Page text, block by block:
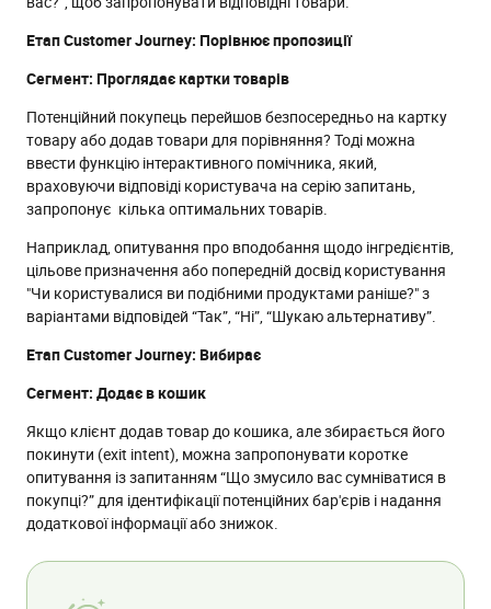
Етап Customer Journey: Порівнює пропозиції
Сегмент: Проглядає картки товарів
Потенційний покупець перейшов безпосередньо на картку
товару або додав товари для порівняння? Тоді можна
ввести функцію інтерактивного помічника, який,
враховуючи відповіді користувача на серію запитань,
запропонує кілька оптимальних товарів.
Наприклад, опитування про вподобання щодо інгредієнтів,
цільове призначення або попередній досвід користування
"Чи користувалися ви подібними продуктами раніше?" з
варіантами відповідей “Так”, “Ні”, “Шукаю альтернативу”.
Етап Customer Journey: Вибирає
Сегмент: Додає в кошик
Якщо клієнт додав товар до кошика, але збирається його
покинути (exit intent), можна запропонувати коротке
опитування із запитанням “Що змусило вас сумніватися в
покупці?” для ідентифікації потенційних бар'єрів і надання
додаткової інформації або знижок.